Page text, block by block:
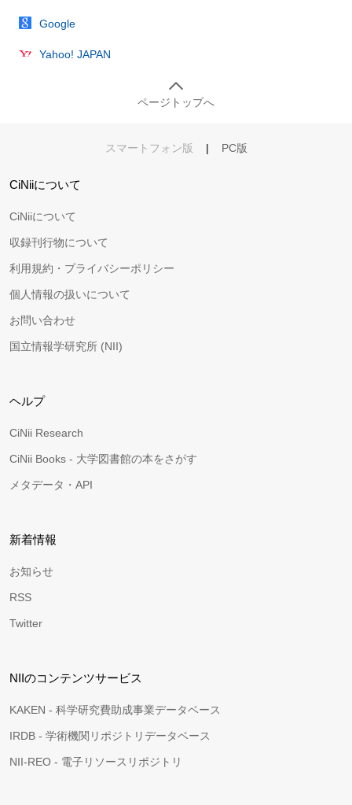
Google
Yahoo! JAPAN
ページトップへ
スマートフォン版 | PC版
CiNiiについて
CiNiiについて
収録刊行物について
利用規約・プライバシーポリシー
個人情報の扱いについて
お問い合わせ
国立情報学研究所 (NII)
ヘルプ
CiNii Research
CiNii Books - 大学図書館の本をさがす
メタデータ・API
新着情報
お知らせ
RSS
Twitter
NIIのコンテンツサービス
KAKEN - 科学研究費助成事業データベース
IRDB - 学術機関リポジトリデータベース
NII-REO - 電子リソースリポジトリ